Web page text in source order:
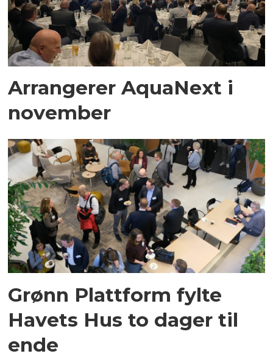
Arrangerer AquaNext i
november
Grønn Plattform fylte
Havets Hus to dager til
ende